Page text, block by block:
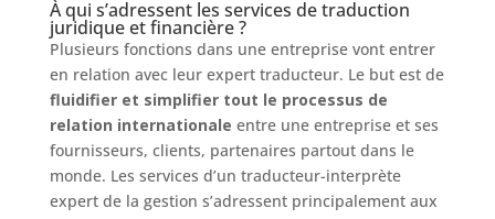
À qui s’adressent les services de traduction
juridique et financière ?
Plusieurs fonctions dans une entreprise vont entrer
en relation avec leur expert traducteur. Le but est de
fluidifier et simplifier tout le processus de
relation internationale entre une entreprise et ses
fournisseurs, clients, partenaires partout dans le
monde. Les services d’un traducteur-interprète
expert de la gestion s’adressent principalement aux